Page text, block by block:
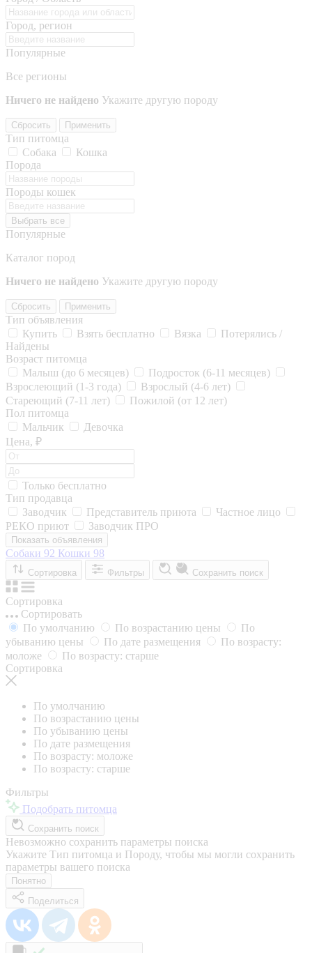
Город, регион
Популярные
Все регионы
Ничего не найдено Укажите другую породу
Сбросить Применить
Тип питомца
Собака
Кошка
Порода
Породы кошек
Выбрать все
Популярные
Каталог пород
Ничего не найдено Укажите другую породу
Сбросить Применить
Тип объявления
Купить
Взять бесплатно Вязка
Потерялись /
Найдены
Возраст питомца
Малыш (до 6 месяцев)
Подросток (6-11 месяцев)
Взрослеющий (1-3 года)
Взрослый (4-6 лет)
Стареющий (7-11 лет)
Пожилой (от 12 лет)
Пол питомца
Мальчик
Девочка
Цена, ₽
Только бесплатно
Тип продавца
Заводчик
Представитель приюта
Частное лицо
РЕКО приют
Заводчик ПРО
Показать объявления
Собаки 92 Кошки 98
Сортировка Фильтры Сохранить поиск
Сортировка
Сортировать
По умолчанию
По возрастанию цены
По
убыванию цены
По дате размещения
По возрасту:
моложе
По возрасту: старше
Сортировка
По умолчанию
По возрастанию цены
По убыванию цены
По дате размещения
По возрасту: моложе
По возрасту: старше
Фильтры
Подобрать питомца
Сохранить поиск
Невозможно сохранить параметры поиска
Укажите Тип питомца и Породу, чтобы мы могли сохранить
параметры вашего поиска
Понятно
Поделиться